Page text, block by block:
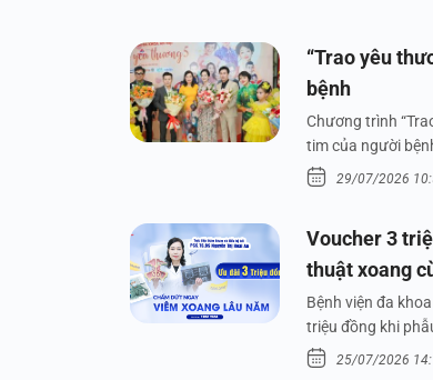
“Trao yêu
bệnh
Chương trình
tim của người
29/07/2026
Voucher 3
thuật xoang
Bệnh viện đa
triệu đồng khi
25/07/2026